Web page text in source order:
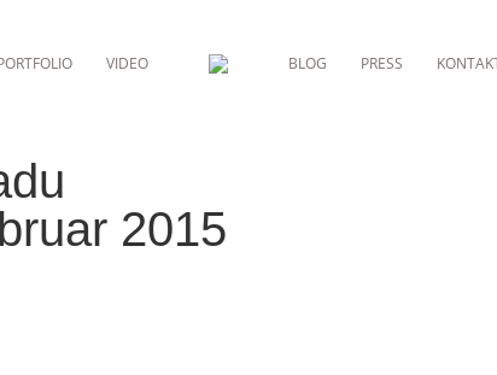
VIDEO BLOG PRESS
2015